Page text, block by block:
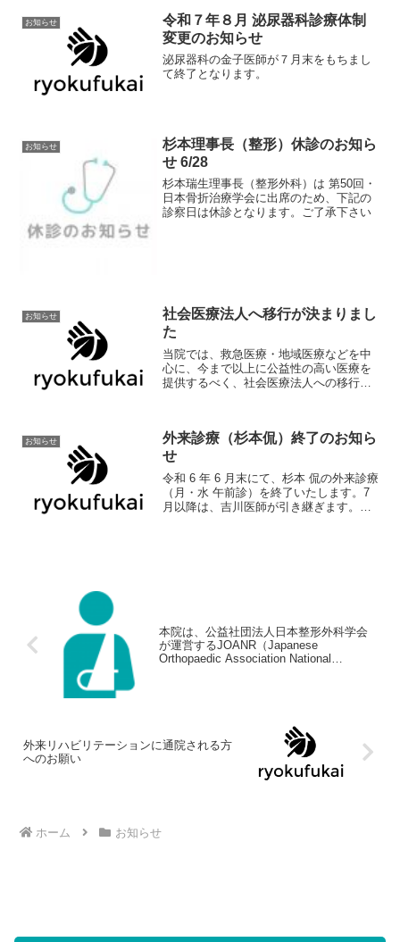
テーションにお越しになる方に...
お知らせ
令和７年８月 泌尿器科診療体制
変更のお知らせ
泌尿器科の金子医師が７月末をもちまし
て終了となります。
お知らせ
杉本理事長（整形）休診のお知ら
せ 6/28
杉本瑞生理事長（整形外科）は 第50回・
日本骨折治療学会に出席のため、下記の
診察日は休診となります。ご了承下さい
お知らせ
社会医療法人へ移行が決まりまし
た
当院では、救急医療・地域医療などを中
心に、今まで以上に公益性の高い医療を
提供するべく、社会医療法人への移行を
目指すために制度化された...
お知らせ
外来診療（杉本侃）終了のお知ら
せ
令和 6 年 6 月末にて、杉本 侃の外来診療
（月・水 午前診）を終了いたします。7
月以降は、吉川医師が引き継ぎます。患
本院は、公益社団法人日本整形外科学会
が運営するJOANR（Japanese
Orthopaedic Association National
外来リハビリテーションに通院される方
へのお願い
ホーム お知らせ